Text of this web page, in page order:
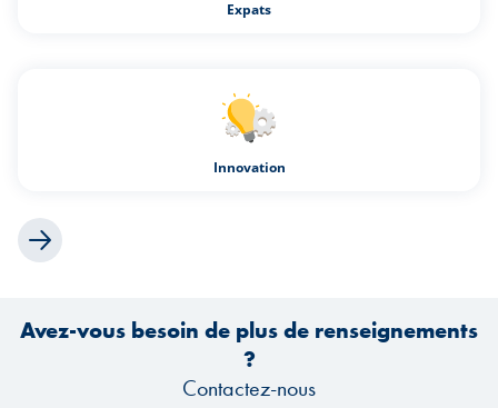
Expats
Innovation
Avez-vous besoin de plus de renseignements
?
Contactez-nous